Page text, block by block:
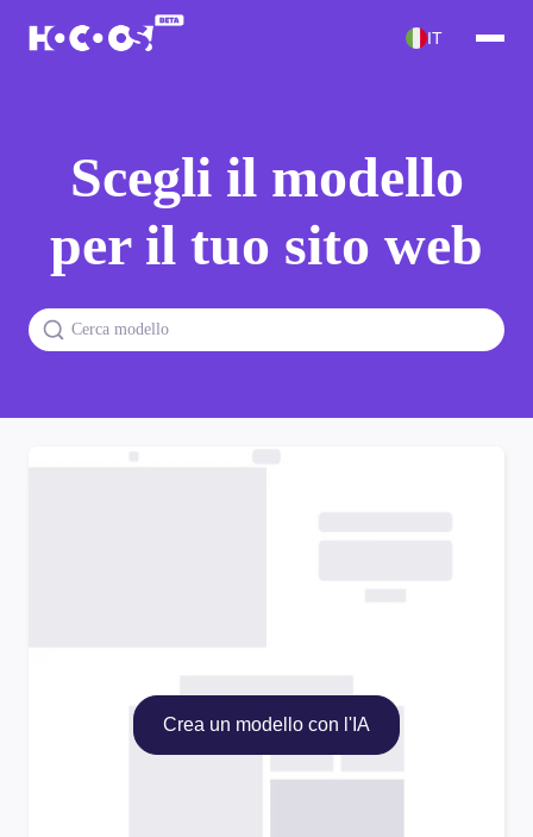
IT
Scegli il modello
per il tuo sito web
Crea un modello con l'IA